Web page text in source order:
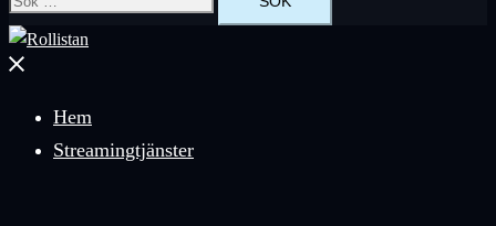
efter:
Stäng
Hem
Streamingtjänster